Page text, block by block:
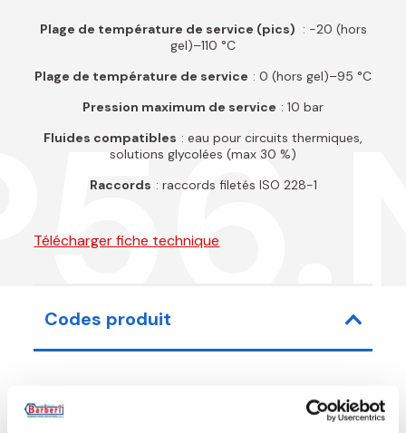
Plage de température de service (pics) : -20 (hors
gel)–110 °C
Plage de température de service : 0 (hors gel)–95 °C
Pression maximum de service : 10 bar
Fluides compatibles : eau pour circuits thermiques,
solutions glycolées (max 30 %)
Raccords : raccords filetés ISO 228-1
Télécharger fiche technique
Codes produit
Code article Mesure